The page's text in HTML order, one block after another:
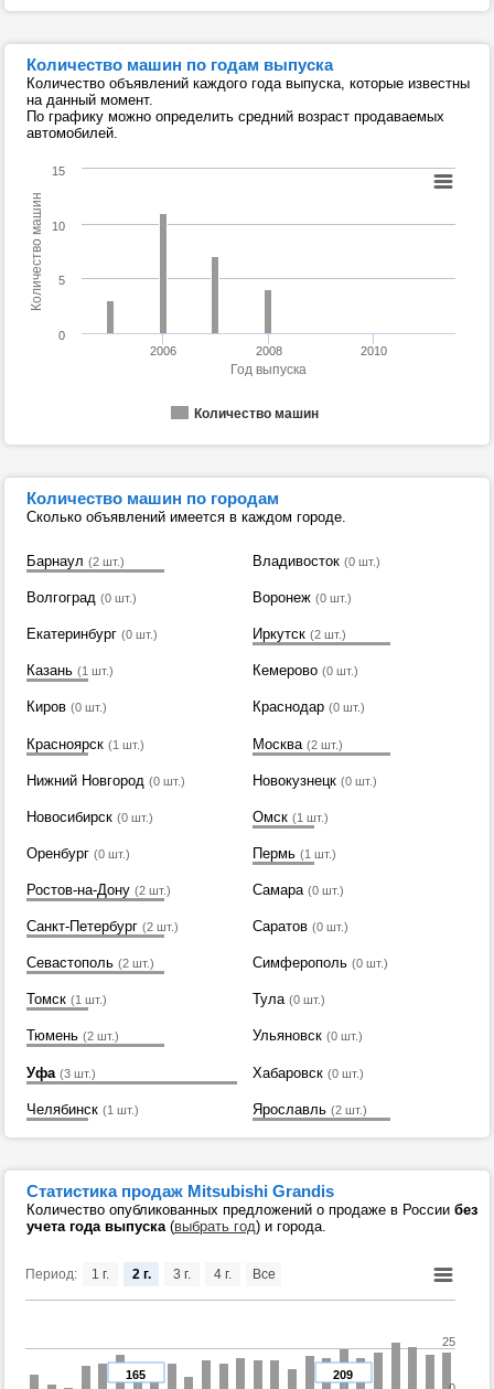
Количество машин по годам выпуска
Количество объявлений каждого года выпуска, которые известны
на данный момент.
По графику можно определить средний возраст продаваемых
автомобилей.
Год выпуска
Количество машин
Количество машин
2006 2008 2010
0
5
10
15
Количество машин по городам
Сколько объявлений имеется в каждом городе.
Барнаул (2 шт.) Владивосток (0 шт.)
Волгоград (0 шт.) Воронеж (0 шт.)
Екатеринбург (0 шт.) Иркутск (2 шт.)
Казань (1 шт.) Кемерово (0 шт.)
Киров (0 шт.) Краснодар (0 шт.)
Красноярск (1 шт.) Москва (2 шт.)
Нижний Новгород (0 шт.) Новокузнецк (0 шт.)
Новосибирск (0 шт.) Омск (1 шт.)
Оренбург (0 шт.) Пермь (1 шт.)
Ростов-на-Дону (2 шт.) Самара (0 шт.)
Санкт-Петербург (2 шт.) Саратов (0 шт.)
Севастополь (2 шт.) Симферополь (0 шт.)
Томск (1 шт.) Тула (0 шт.)
Тюмень (2 шт.) Ульяновск (0 шт.)
Уфа (3 шт.) Хабаровск (0 шт.)
Челябинск (1 шт.) Ярославль (2 шт.)
Статистика продаж Mitsubishi Grandis
Количество опубликованных предложений о продаже в России без
учета года выпуска(выбрать год) и города.
Период:
209
165
25
1 г. 2 г. 3 г. 4 г. Все